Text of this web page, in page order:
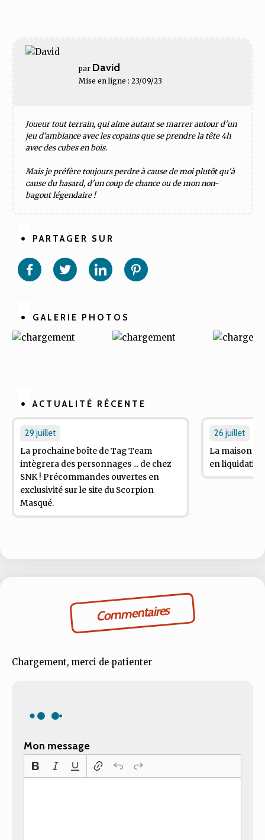
par David
Mise en ligne : 23/09/23
Joueur tout terrain, qui aime autant se marrer autour d'un
jeu d'ambiance avec les copains que se prendre la tête 4h
avec des cubes en bois.
Mais je préfère toujours perdre à cause de moi plutôt qu'à
cause du hasard, d'un coup de chance ou de mon non-
bagout légendaire !
PARTAGER SUR
Partager
sur
Partager
sur sur
GALERIE PHOTOS
ACTUALITÉ RÉCENTE
29 juillet
La prochaine boîte deTag Team
intègrera des personnages ... de chez
SNK ! Précommandes ouvertes en
exclusivité sur le site du Scorpion
Masqué.
26 juillet
La maison
en
Commentaires
Chargement, merci de patienter
Mon message